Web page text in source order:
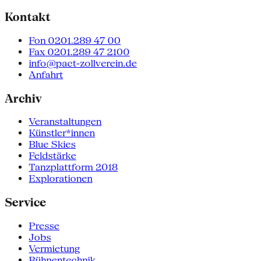
Kontakt
Fon 0201.289 47 00
Fax 0201.289 47 2100
info@pact-zollverein.de
Anfahrt
Archiv
Veranstaltungen
Künstler*innen
Blue Skies
Feldstärke
Tanzplattform 2018
Explorationen
Service
Presse
Jobs
Vermietung